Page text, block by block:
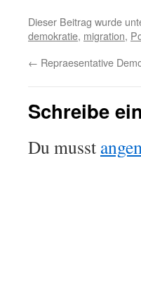
Dieser Beitrag wurde
demokratie, migration,
← Repraesentative
Schreibe
Du musst